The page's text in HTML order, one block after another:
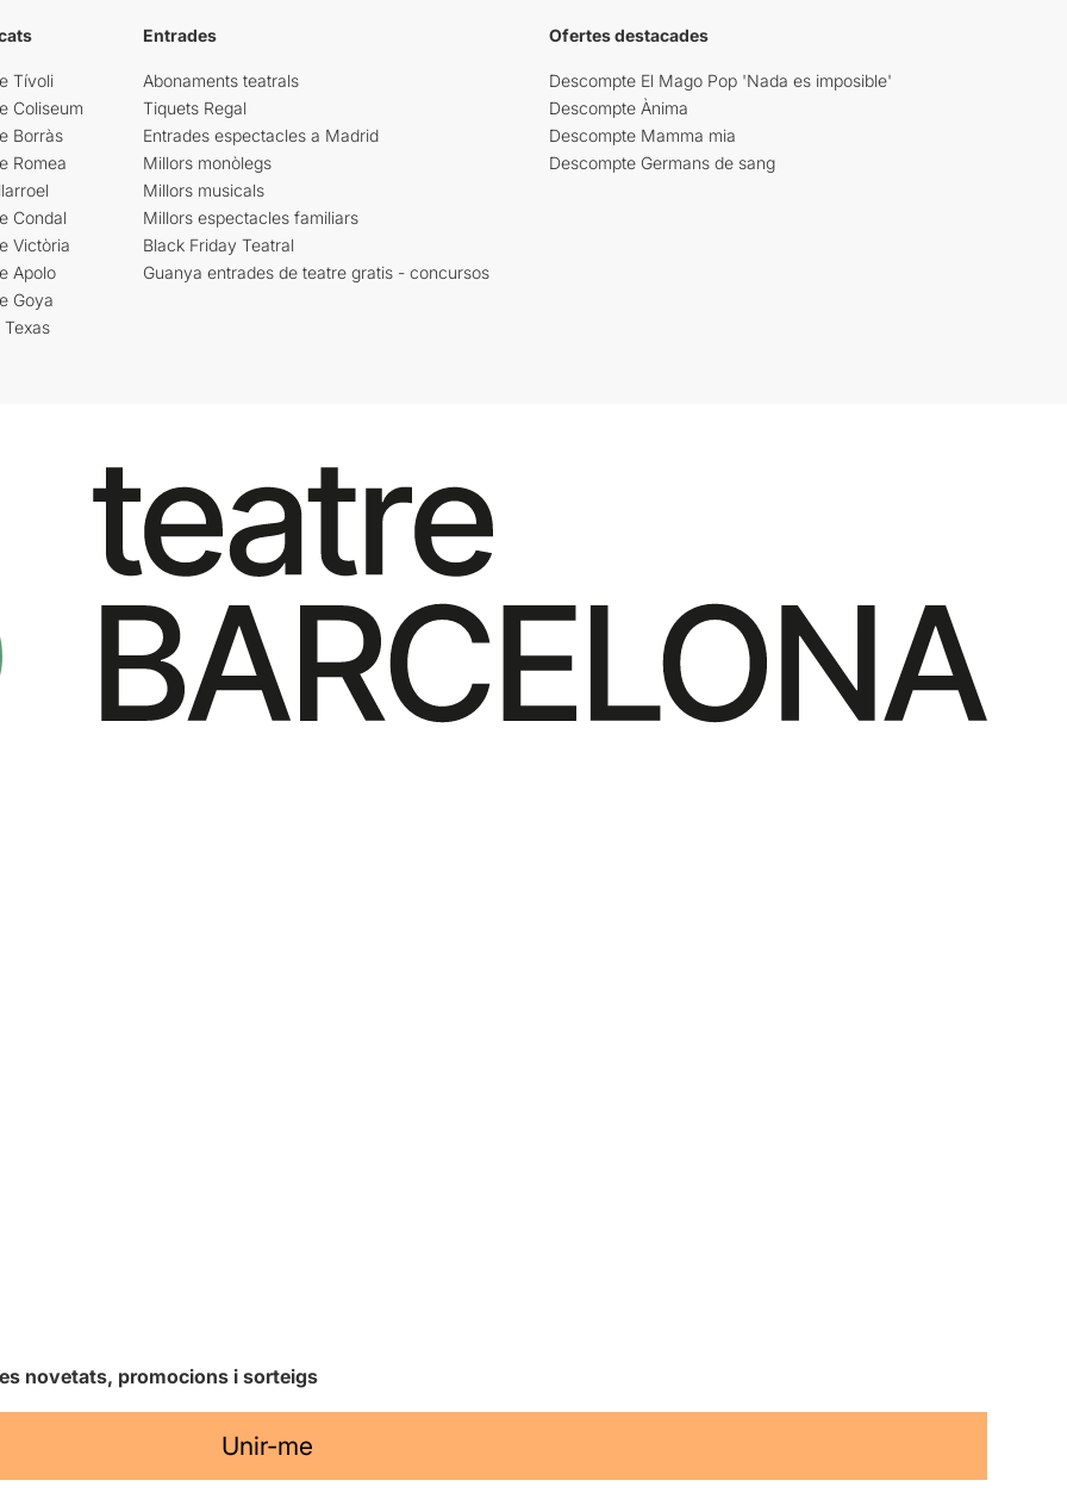
Tívoli
Coliseum
Borràs
Romea
Condal
Victòria
Apolo
Goya
Texas
Entrades
Abonaments teatrals
Tiquets Regal
Entrades espectacles a Madrid
Millors monòlegs
Millors musicals
Millors espectacles familiars
Black Friday Teatral
Guanya entrades de teatre gratis - concursos
Ofertes destacades
Descompte El Mago Pop 'Nada es imposible'
Descompte Ànima
Descompte Mamma mia
Descompte Germans de sang
novetats, promocions i sorteigs
Unir-me